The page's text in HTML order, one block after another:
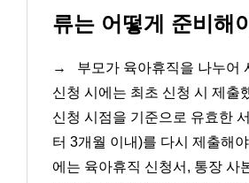
류는 어떻게 준비해
→
부모가 육아휴직을 나누어
신청 시에는 최초 신청 시 제출
신청 시점을 기준으로 유효한
터 3개월 이내)를 다시 제출해
에는 육아휴직 신청서, 통장 사